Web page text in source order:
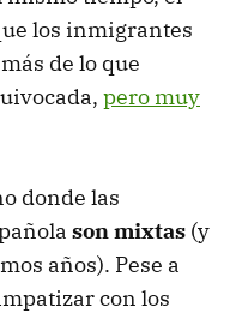
los inmigrantes
de lo que
pero muy
donde las
son mixtas (y
años). Pese a
con los